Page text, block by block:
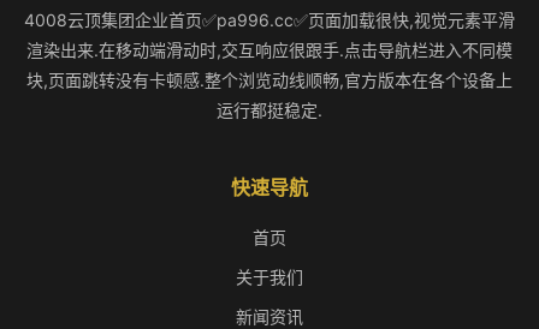
4008云顶集团企业首页✅pa996.cc✅页面加载很快,视觉元素平滑
渲染出来.在移动端滑动时,交互响应很跟手.点击导航栏进入不同模
块,页面跳转没有卡顿感.整个浏览动线顺畅,官方版本在各个设备上
运行都挺稳定.
快速导航
首页
关于我们
新闻资讯